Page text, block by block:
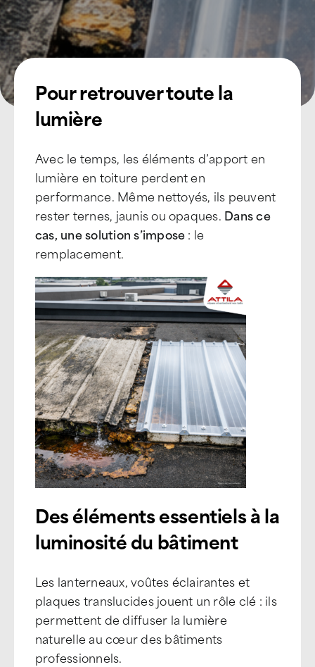
Pour retrouver toute la
lumière
Avec le temps, les éléments d’apport en
lumière en toiture perdent en
performance. Même nettoyés, ils peuvent
rester ternes, jaunis ou opaques. Dans ce
cas, une solution s’impose: le
remplacement.
Des éléments essentiels à la
luminosité du bâtiment
Les lanterneaux, voûtes éclairantes et
plaques translucides jouent un rôle clé : ils
permettent de diffuser la lumière
naturelle au cœur des bâtiments
professionnels.